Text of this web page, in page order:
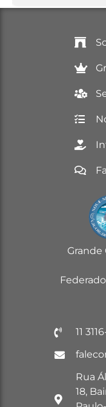
Grande
11
Rua
18,